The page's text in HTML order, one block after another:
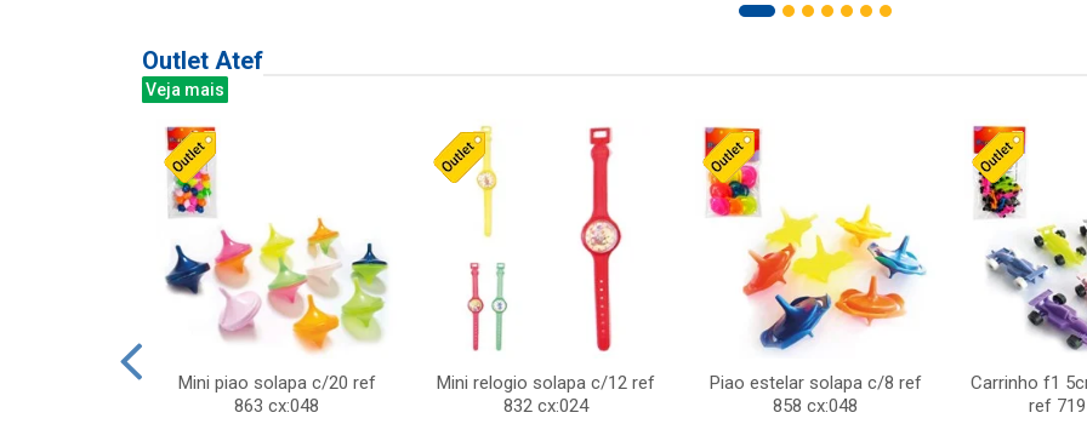
Outlet Atef
Veja mais
Mini piao solapa c/20 ref
863 cx:048
Mini relogio solapa c/12 ref
832 cx:024
Piao estelar solapa c/8 ref
858 cx:048
Carrinho f1
ref